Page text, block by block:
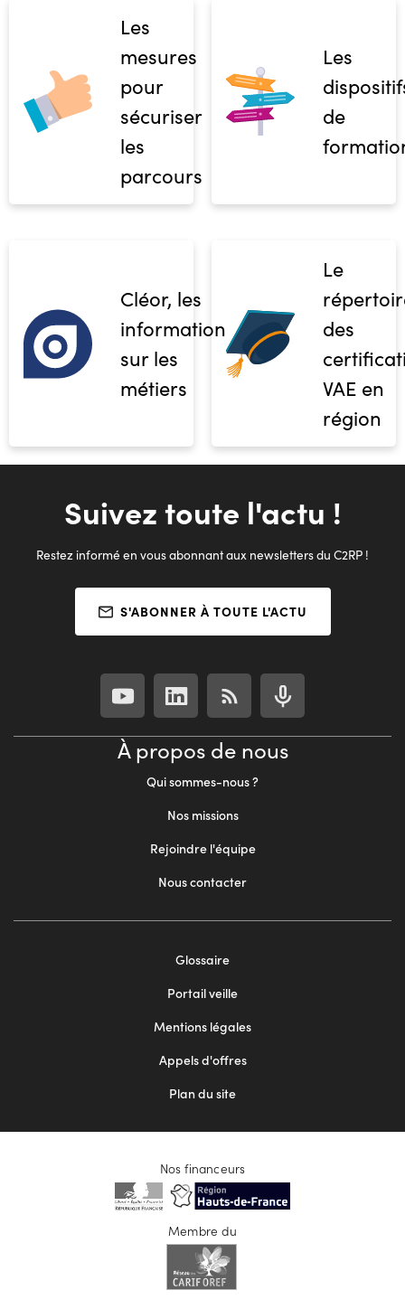
Les
mesures
pour
sécuriser
les
parcours
Les
de
Cléor, les
informations
sur les
métiers
Le
des
VAE en
région
Suivez toute l'actu !
Restez informé en vous abonnant aux newsletters du C2RP !
S'ABONNER À TOUTE L'ACTU
À propos de nous
Qui sommes-nous ?
Nos missions
Rejoindre l'équipe
Nous contacter
Glossaire
Portail veille
Mentions légales
Appels d'offres
Plan du site
Nos financeurs
Membre du